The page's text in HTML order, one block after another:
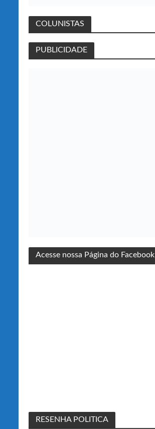
COLUNISTAS
PUBLICIDADE
Acesse nossa Página do Facebook
RESENHA POLITICA